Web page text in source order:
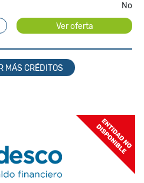
No
Ver oferta
MÁS CRÉDITOS